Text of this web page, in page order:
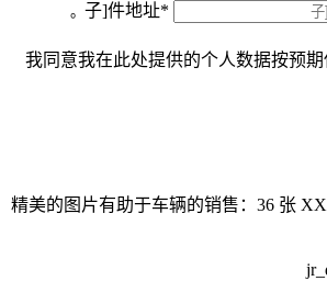
子]件地址*
我同意我在此处提供的个人数据按预期
精美的图片有助于车辆的销售：36 张